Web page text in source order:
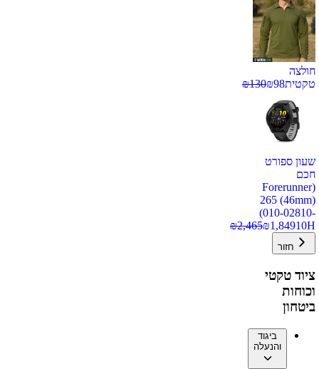
חולצה
טקטית
₪98
₪130
שעון ספורט
חכם
(Forerunner
265 (46mm)
(010-02810-
10H
₪1,849
₪2,465
חזור
ציוד טקטי
וכוחות
ביטחון
ביגוד
והנעלה